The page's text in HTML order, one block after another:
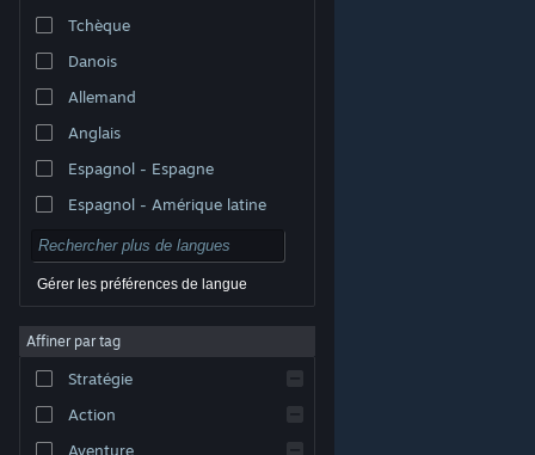
© Valve Corporation. Tous droits réservés. Toutes les
titulaires aux États-Unis et dans d'autres pays.
Accessibilité
Remboursements
Tchèque
Danois
Allemand
Anglais
Espagnol - Espagne
Espagnol - Amérique latine
Gérer les préférences de langue
Affiner par tag
Stratégie
Action
Aventure